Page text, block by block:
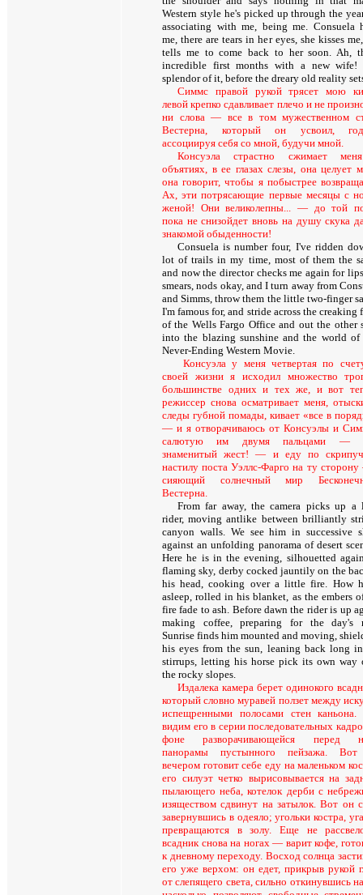
Western style he's picked up through the
associating with me, being me. Consuela
me, there are tears in her eyes, she kisses
tells me to come back to her soon. Ah,
incredible first months with a new wife!
splendor of it, before the dreary old reality
Симмс правой рукой трясет мою
левой крепко сдавливает плечо и не
ни слова — все в том мужественном
Вестерна, который он усвоил,
ассоциируя себя со мной, будучи мной.
Консуэла страстно сжимает
объятиях, в ее глазах слезы, она целует
она говорит, чтобы я побыстрее
Ах, эти потрясающие первые месяцы с
женой! Они великолепны... — до той
пока не снизойдет вновь на душу скука
знакомой обыденности!
Consuela is number four, I've ridden
lot of trails in my time, most of them the
and now the director checks me again for
smears, nods okay, and I turn away from
and Simms, throw them the little two-finger
I'm famous for, and stride across the creaking
of the Wells Fargo Office and out the other
into the blazing sunshine and the world of
Never-Ending Western Movie.
Консуэла у меня четвертая по
своей жизни я исходил множество
большинстве одних и тех же, и вот
режиссер снова осматривает меня,
следы губной помады, кивает «все в
— и я отворачиваюсь от Консуэлы и
салютую им двумя пальцами —
знаменитый жест! — и еду по
настилу поста Уэллс-Фарго на ту
сияющий солнечный мир
Вестерна.
From far away, the camera picks up a
rider, moving antlike between brilliantly
canyon walls. We see him in successive
against an unfolding panorama of desert
Here he is in the evening, silhouetted
flaming sky, derby cocked jauntily on the
his head, cooking over a little fire. How
asleep, rolled in his blanket, as the embers
fire fade to ash. Before dawn the rider is up
making coffee, preparing for the day's
Sunrise finds him mounted and moving,
his eyes from the sun, leaning back long
stirrups, letting his horse pick its own way
the rocky slopes.
Издалека камера берет одинокого
который словно муравей ползет между
испещренными полосами стен
видим его в серии последовательных
фоне разворачивающейся перед
панорамы пустынного пейзажа.
вечером готовит себе еду на маленьком
его силуэт четко вырисовывается на
пылающего неба, котелок дерби с
изяществом сдвинут на затылок. Вот он
завернувшись в одеяло; угольки костра,
превращаются в золу. Еще не
всадник снова на ногах — варит кофе,
к дневному переходу. Восход солнца
его уже верхом: он едет, прикрыв рукой
от слепящего света, сильно откинувшись